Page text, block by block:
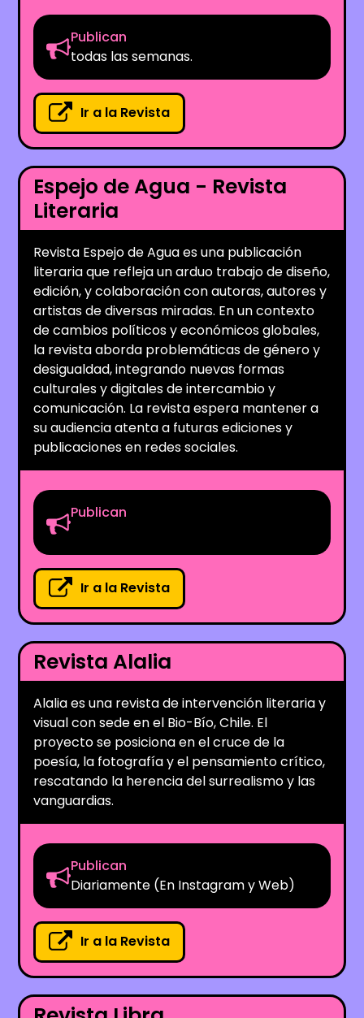
Publican
todas las semanas.
Ir a la Revista
Espejo de Agua - Revista
Literaria
Revista Espejo de Agua es una publicación
literaria que refleja un arduo trabajo de diseño,
edición, y colaboración con autoras, autores y
artistas de diversas miradas. En un contexto
de cambios políticos y económicos globales,
la revista aborda problemáticas de género y
desigualdad, integrando nuevas formas
culturales y digitales de intercambio y
comunicación. La revista espera mantener a
su audiencia atenta a futuras ediciones y
publicaciones en redes sociales.
Publican
Ir a la Revista
Revista Alalia
Alalia es una revista de intervención literaria y
visual con sede en el Bio-Bío, Chile. El
proyecto se posiciona en el cruce de la
poesía, la fotografía y el pensamiento crítico,
rescatando la herencia del surrealismo y las
vanguardias.
Publican
Diariamente (En Instagram y Web)
Ir a la Revista